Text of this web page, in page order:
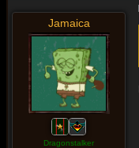
Jamaica
Dragonstalker